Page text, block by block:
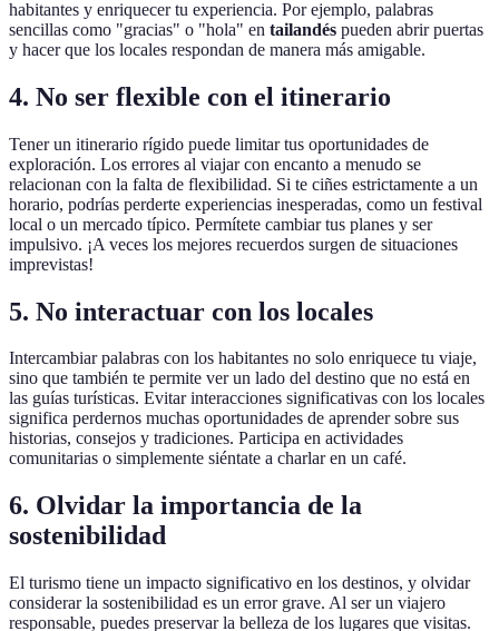
habitantes y enriquecer tu experiencia. Por ejemplo, palabras
sencillas como "gracias" o "hola" en tailandés pueden abrir puertas
y hacer que los locales respondan de manera más amigable.
4. No ser flexible con el itinerario
Tener un itinerario rígido puede limitar tus oportunidades de
exploración. Los errores al viajar con encanto a menudo se
relacionan con la falta de flexibilidad. Si te ciñes estrictamente a un
horario, podrías perderte experiencias inesperadas, como un festival
local o un mercado típico. Permítete cambiar tus planes y ser
impulsivo. ¡A veces los mejores recuerdos surgen de situaciones
imprevistas!
5. No interactuar con los locales
Intercambiar palabras con los habitantes no solo enriquece tu viaje,
sino que también te permite ver un lado del destino que no está en
las guías turísticas. Evitar interacciones significativas con los locales
significa perdernos muchas oportunidades de aprender sobre sus
historias, consejos y tradiciones. Participa en actividades
comunitarias o simplemente siéntate a charlar en un café.
6. Olvidar la importancia de la
sostenibilidad
El turismo tiene un impacto significativo en los destinos, y olvidar
considerar la sostenibilidad es un error grave. Al ser un viajero
responsable, puedes preservar la belleza de los lugares que visitas.